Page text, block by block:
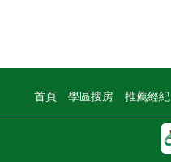
首頁 學區搜房 推薦經紀